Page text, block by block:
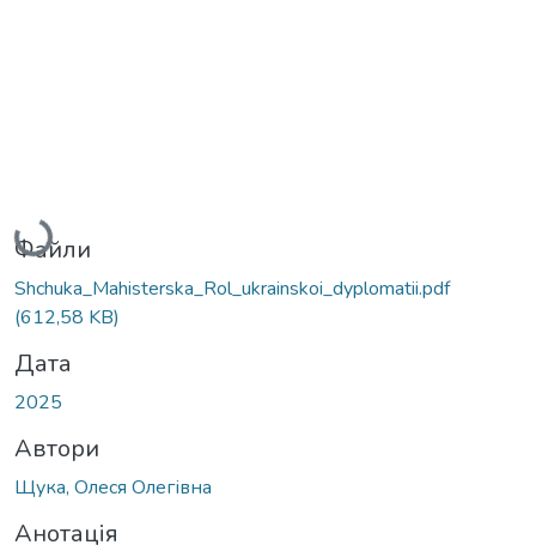
Вантажиться...
Файли
Shchuka_Mahisterska_Rol_ukrainskoi_dyplomatii.pdf
(612,58 KB)
Дата
2025
Автори
Щука, Олеся Олегівна
Анотація